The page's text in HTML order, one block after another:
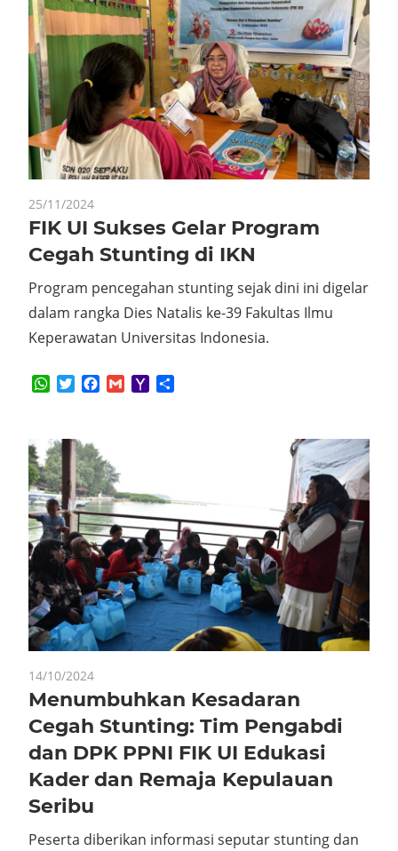
25/11/2024
FIK UI Sukses Gelar Program
Cegah Stunting di IKN
Program pencegahan stunting sejak dini ini digelar
dalam rangka Dies Natalis ke-39 Fakultas Ilmu
Keperawatan Universitas Indonesia.
WhatsApp
TwitterFacebook
GmailYahoo
14/10/2024
Menumbuhkan Kesadaran
Cegah Stunting: Tim Pengabdi
dan DPK PPNI FIK UI Edukasi
Kader dan Remaja Kepulauan
Seribu
Peserta diberikan informasi seputar stunting dan